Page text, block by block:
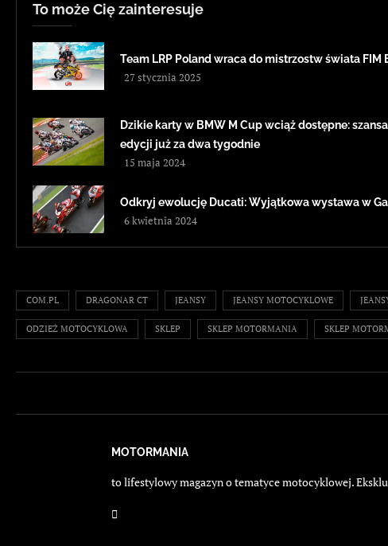
To może Cię zainteresuje
Team LRP Poland wraca do mistrzostw świata FIM
27 stycznia 2025
Dzikie karty w BMW M Cup wciąż dostępne:
edycji już za dwa tygodnie
15 maja 2024
Odkryj ewolucję Ducati: Wyjątkowa wystawa w
6 kwietnia 2024
COM.PL DRAGONAR CT JEANSY JEANSY MOTOCYKLOWE
ODZIEŻ MOTOCYKLOWA SKLEP SKLEP MOTORMANIA SKLEP
MOTORMANIA
to lifestylowy magazyn o tematyce motocyklowej.